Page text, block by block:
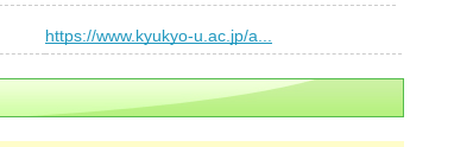
https://www.kyukyo-u.ac.jp/a...